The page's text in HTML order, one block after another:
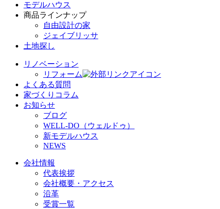
モデルハウス
商品ラインナップ
自由設計の家
ジェイブリッサ
土地探し
リノベーション
リフォーム
よくある質問
家づくりコラム
お知らせ
ブログ
WELL-DO（ウェルドゥ）
新モデルハウス
NEWS
会社情報
代表挨拶
会社概要・アクセス
沿革
受賞一覧